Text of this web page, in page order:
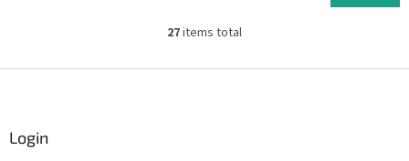
L
s
27items total
Login